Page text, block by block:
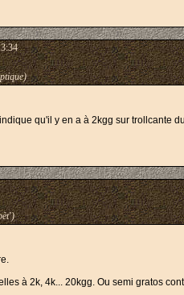
qu'il y en a à 2kgg sur trollcante
à 2k, 4k... 20kgg. Ou semi gratos